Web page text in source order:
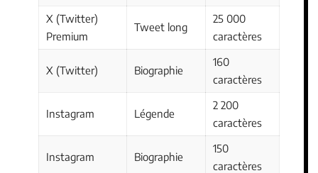
X (Twitter)
Premium
Tweet long
25 000
caractères
X (Twitter) Biographie
160
caractères
Instagram Légende
2 200
caractères
Instagram Biographie
150
caractères